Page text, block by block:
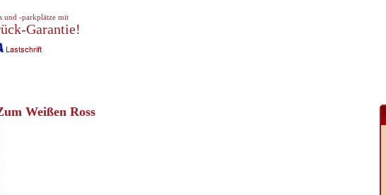
Weißen Ross
und -parkplätze mit
Garantie!